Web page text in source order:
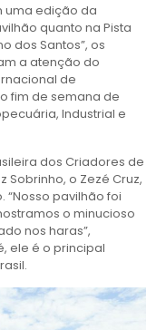
uma edição da
quanto na Pista
dos Santos”, os
a atenção do
de
fim de semana de
Industrial e
dos Criadores de
Sobrinho, o Zezé Cruz,
pavilhão foi
o minucioso
nos haras”,
ele é o principal